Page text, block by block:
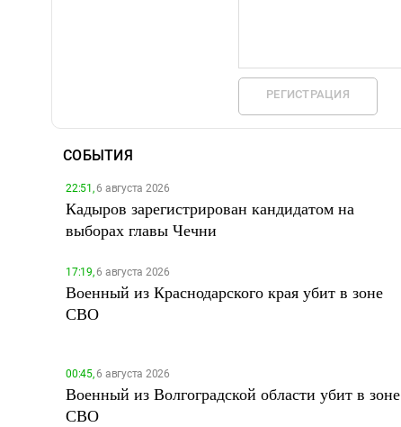
РЕГИСТРАЦИЯ
СОБЫТИЯ
22:51,6 августа 2026
Кадыров зарегистрирован кандидатом на
выборах главы Чечни
17:19,6 августа 2026
Военный из Краснодарского края убит в зоне
СВО
00:45,6 августа 2026
Военный из Волгоградской области убит в зоне
СВО